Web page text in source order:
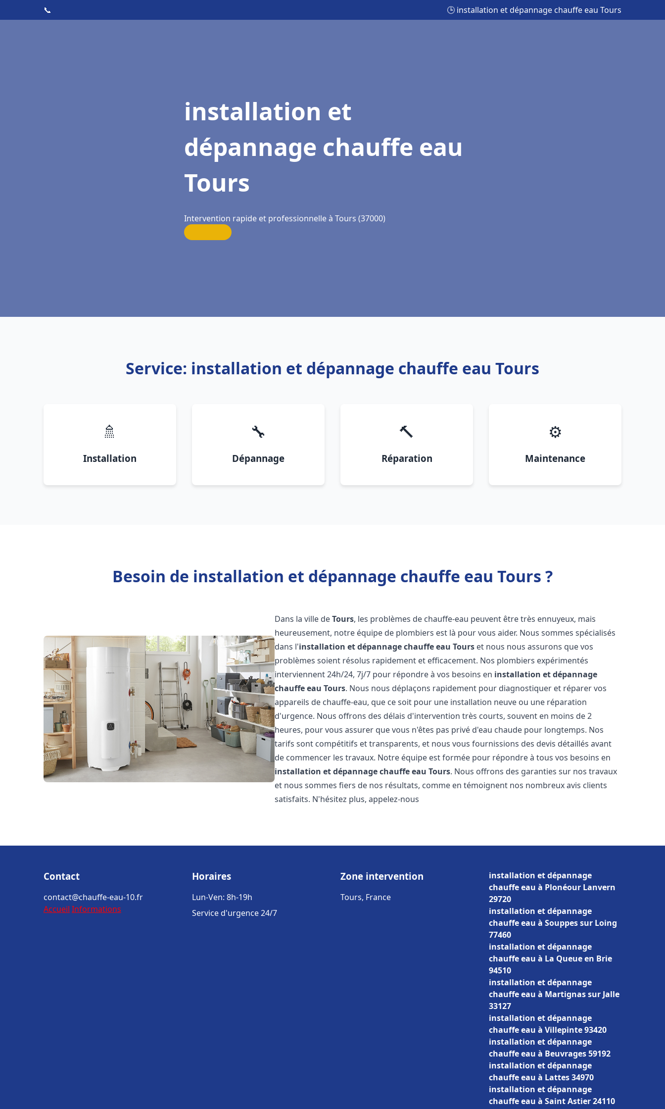
📞 🕒 installation et dépannage chauffe eau Tours
installation et
dépannage chauffe eau
Tours
Intervention rapide et professionnelle à Tours (37000)
Service: installation et dépannage chauffe eau Tours
🚿
Installation
🔧
Dépannage
🔨
Réparation
⚙️
Maintenance
Besoin de installation et dépannage chauffe eau Tours ?
Dans la ville deTours, les problèmes de chauffe-eau peuvent être très ennuyeux, mais
heureusement, notre équipe de plombiers est là pour vous aider. Nous sommes spécialisés
dans l'installation et dépannage chauffe eau Tours et nous nous assurons que vos
problèmes soient résolus rapidement et efficacement. Nos plombiers expérimentés
interviennent 24h/24, 7j/7 pour répondre à vos besoins en installation et dépannage
chauffe eau Tours. Nous nous déplaçons rapidement pour diagnostiquer et réparer vos
appareils de chauffe-eau, que ce soit pour une installation neuve ou une réparation
d'urgence. Nous offrons des délais d'intervention très courts, souvent en moins de 2
heures, pour vous assurer que vous n'êtes pas privé d'eau chaude pour longtemps. Nos
tarifs sont compétitifs et transparents, et nous vous fournissions des devis détaillés avant
de commencer les travaux. Notre équipe est formée pour répondre à tous vos besoins en
installation et dépannage chauffe eau Tours. Nous offrons des garanties sur nos travaux
et nous sommes fiers de nos résultats, comme en témoignent nos nombreux avis clients
satisfaits. N'hésitez plus, appelez-nous
Contact
contact@chauffe-eau-10.fr
Accueil Informations
Horaires
Lun-Ven: 8h-19h
Service d'urgence 24/7
Zone intervention
Tours, France
installation et dépannage
chauffe eau à Plonéour Lanvern
29720
installation et dépannage
chauffe eau à Souppes sur Loing
77460
installation et dépannage
chauffe eau à La Queue en Brie
94510
installation et dépannage
chauffe eau à Martignas sur Jalle
33127
installation et dépannage
chauffe eau à Villepinte 93420
installation et dépannage
chauffe eau à Beuvrages 59192
installation et dépannage
chauffe eau à Lattes 34970
installation et dépannage
chauffe eau à Saint Astier 24110